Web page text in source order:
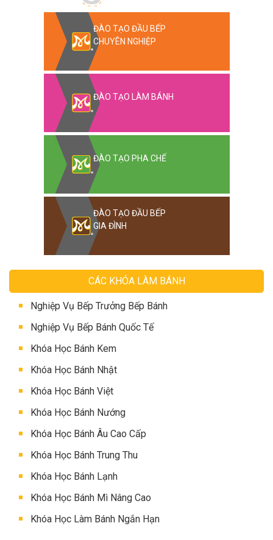
ĐÀO TẠO ĐẦU BẾP
CHUYÊN NGHIỆP
ĐÀO TẠO LÀM BÁNH
ĐÀO TẠO PHA CHẾ
ĐÀO TẠO ĐẦU BẾP
GIA ĐÌNH
CÁC KHÓA LÀM BÁNH
Nghiệp Vụ Bếp Trưởng Bếp Bánh
Nghiệp Vụ Bếp Bánh Quốc Tế
Khóa Học Bánh Kem
Khóa Học Bánh Nhật
Khóa Học Bánh Việt
Khóa Học Bánh Nướng
Khóa Học Bánh Âu Cao Cấp
Khóa Học Bánh Trung Thu
Khóa Học Bánh Lạnh
Khóa Học Bánh Mì Nâng Cao
Khóa Học Làm Bánh Ngắn Hạn